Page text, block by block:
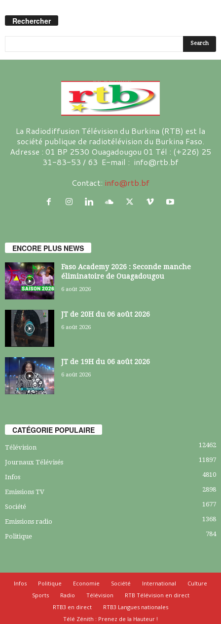
Rechercher
La Radiodiffusion Télévision du Burkina (RTB) est la
société publique de radiotélévision du Burkina Faso.
Adresse : 01 BP 2530 Ouagadougou 01 Tél : (+226) 25
31-83-53 / 63 E-mail : info@rtb.bf
Contact: info@rtb.bf
ENCORE PLUS NEWS
Faso Academy 2026 : Seconde manche
éliminatoire de Ouagadougou
6 août 2026
JT de 20H du 06 août 2026
6 août 2026
JT de 19H du 06 août 2026
6 août 2026
CATÉGORIE POPULAIRE
Télévision 12462
Journaux Télévisés 11897
Infos 4810
Emissions TV 2898
Société 1677
Emissions radio 1368
Politique 784
Infos Politique Economie Société International
Culture
Sports
Radio Télévision
RTB Télévision en direct
RTB3 en direct
RTB3 Langues nationales
Télé Zénith : Prenez de la Hauteur !